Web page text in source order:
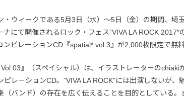
・ウィークである5月3日（水）～5日（金）の期間、埼
ナにて開催されるロック・フェス”VIVA LA ROCK 2017″
ンピレーションCD『spatial* vol.3』が2,000枚限定で無料
Vol.03』（スペイシャル）は、イラストレーターのchiaki
ピレーションCD。”VIVA LA ROCK”には出演しないが、
（バンド）の存在を広く伝えることを目的としている。